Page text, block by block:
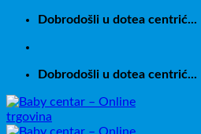
Skip
content
Dobrodošli u dotea centrić...
Dobrodošli u dotea centrić...